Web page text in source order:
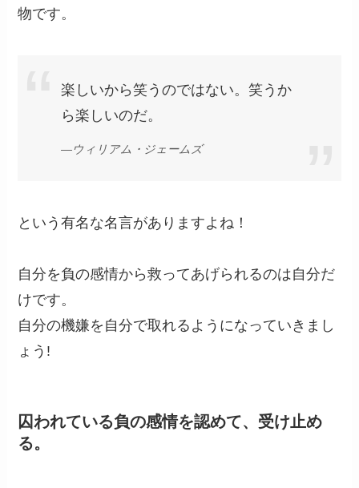
物です。
楽しいから笑うのではない。笑うか
ら楽しいのだ。
―ウィリアム・ジェームズ
という有名な名言がありますよね！
自分を負の感情から救ってあげられるのは自分だ
けです。
自分の機嫌を自分で取れるようになっていきまし
ょう!
囚われている負の感情を認めて、受け止め
る。